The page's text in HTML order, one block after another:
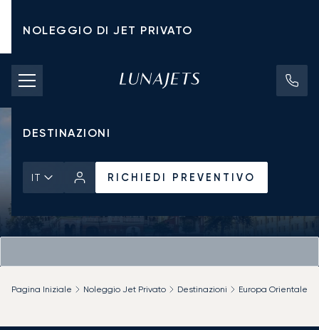
NOLEGGIO DI JET PRIVATO
TARIFFE DI NOLEGGIO
JET PRIVATI
DESTINAZIONI
IT RICHIEDI PREVENTIVO
Pagina Iniziale Noleggio Jet Privato Destinazioni Europa Orientale